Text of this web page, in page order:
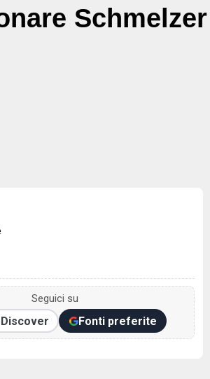
Schmelzer
Seguici su
Discover Fonti preferite